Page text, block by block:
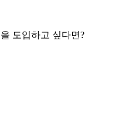
을 도입하고 싶다면?